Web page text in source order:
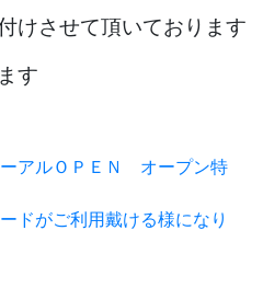
せて頂いております
す
ルＯＰＥＮ オープン特
がご利用戴ける様になり